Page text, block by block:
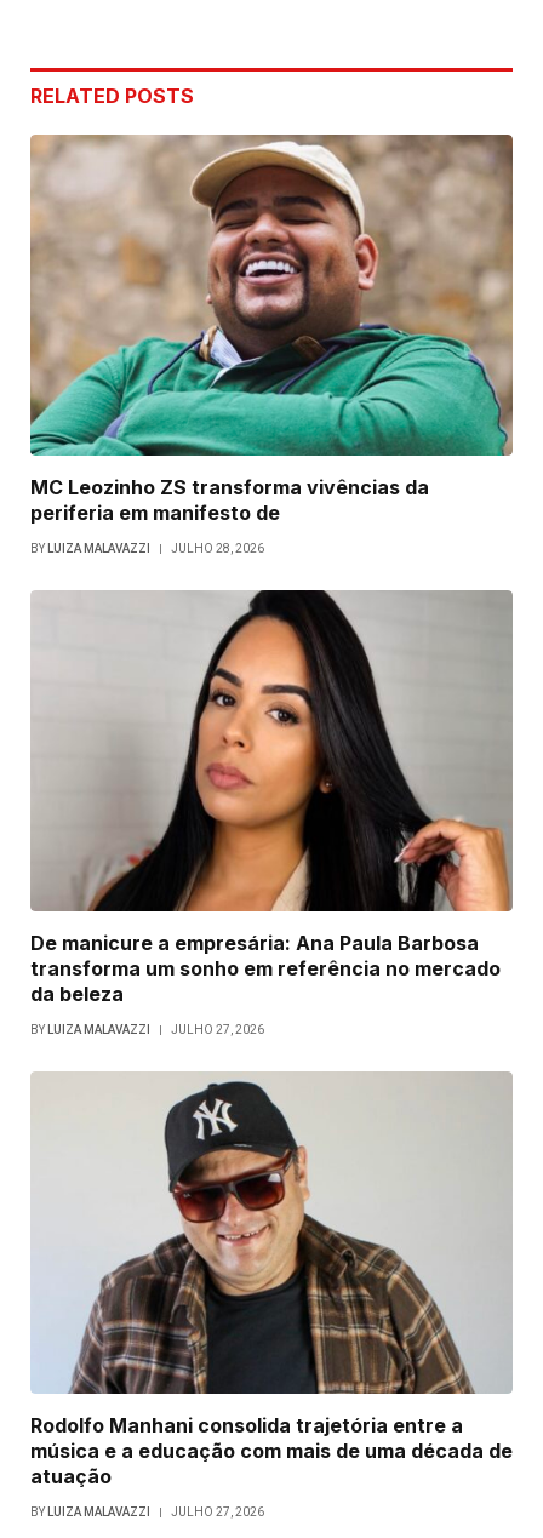
RELATED POSTS
MC Leozinho ZS transforma vivências da
periferia em manifesto de
BY LUIZA MALAVAZZI JULHO 28, 2026
De manicure a empresária: Ana Paula Barbosa
transforma um sonho em referência no mercado
da beleza
BY LUIZA MALAVAZZI JULHO 27, 2026
Rodolfo Manhani consolida trajetória entre a
música e a educação com mais de uma década de
atuação
BY LUIZA MALAVAZZI JULHO 27, 2026